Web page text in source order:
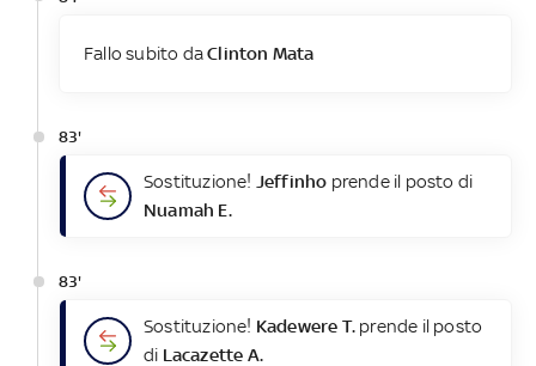
Fallo subito daClinton Mata
83'
Sostituzione! Jeffinho prende il posto di
Nuamah E.
83'
Sostituzione! Kadewere T. prende il posto
di Lacazette A.